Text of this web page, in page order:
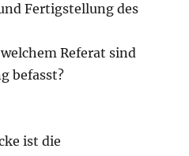
Fertigstellung des
Referat sind
befasst?
ist die